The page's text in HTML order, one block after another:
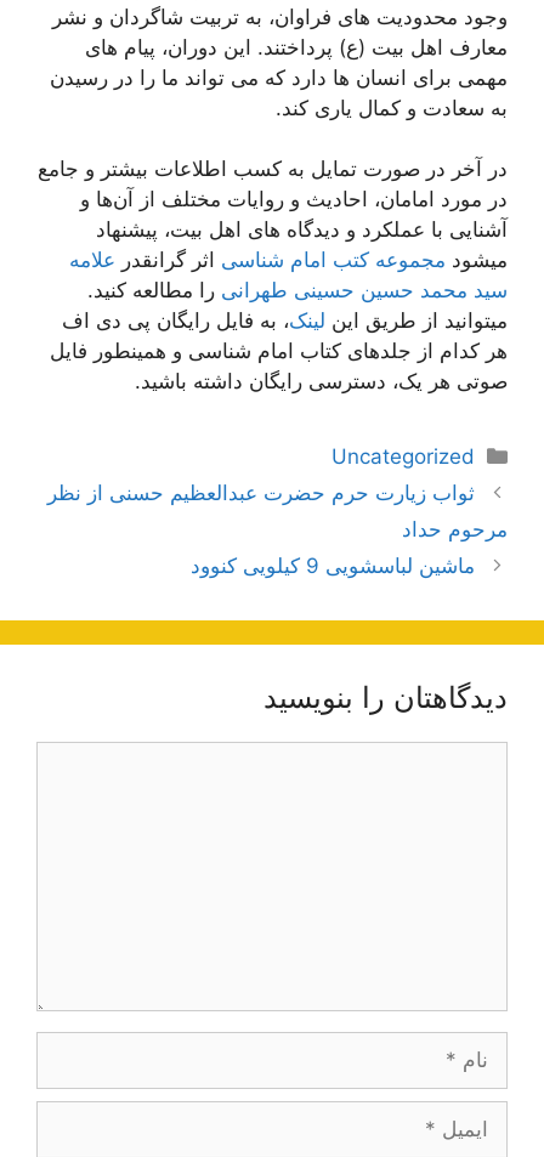
وجود محدودیت های فراوان، به تربیت شاگردان و نشر
معارف اهل بیت (ع) پرداختند. این دوران، پیام های
مهمی برای انسان ها دارد که می تواند ما را در رسیدن
به سعادت و کمال یاری کند.
در آخر در صورت تمایل به کسب اطلاعات بیشتر و جامع
در مورد امامان، احادیث و روایات مختلف از آن‌ها و
آشنایی با عملکرد و دیدگاه های اهل بیت، پیشنهاد
میشود مجموعه کتب امام شناسی اثر گرانقدر علامه
سید محمد حسین حسینی طهرانی را مطالعه کنید.
میتوانید از طریق این لینک، به فایل رایگان پی دی اف
هر کدام از جلدهای کتاب امام شناسی و همینطور فایل
صوتی هر یک، دسترسی رایگان داشته باشید.
دسته‌ها
Uncategorized
ناوبریثواب زیارت حرم حضرت عبدالعظیم حسنی از نظر
مرحوم حداد
ماشین لباسشویی 9 کیلویی کنوود
دیدگاهتان را بنویسید
ایمیل